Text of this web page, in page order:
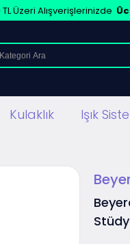
Üzeri Alışverişlerinizde
Kulaklık Işık